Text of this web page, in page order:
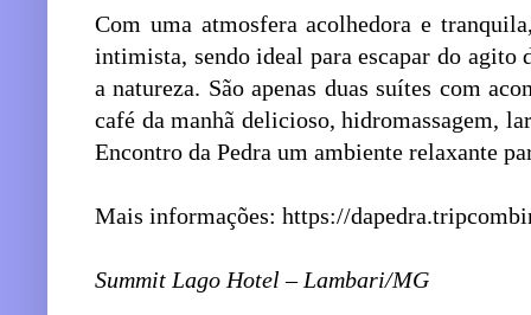
Com uma atmosfera acolhedora e
intimista, sendo ideal para escapar do agito
a natureza. São apenas duas suítes com
café da manhã delicioso, hidromassagem,
Encontro da Pedra um ambiente relaxante
Mais informações: https://
Summit Lago Hotel – Lambari/MG